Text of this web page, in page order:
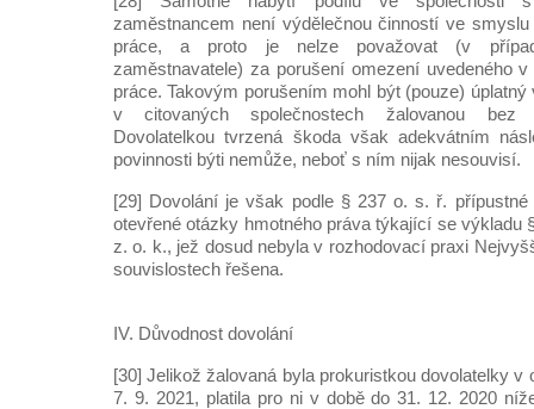
zaměstnancem není výdělečnou činností ve
práce, a proto je nelze považovat (v
zaměstnavatele) za porušení omezení uvedeného
práce. Takovým porušením mohl být (pouze)
v citovaných společnostech žalovanou bez
Dovolatelkou tvrzená škoda však adekvátním
povinnosti býti nemůže, neboť s ním nijak nesouvisí.
[29] Dovolání je však podle § 237 o. s. ř. přípustné
otevřené otázky hmotného práva týkající se výkladu
z. o. k., jež dosud nebyla v rozhodovací praxi
souvislostech řešena.
IV. Důvodnost dovolání
[30] Jelikož žalovaná byla prokuristkou dovolatelky v
7. 9. 2021, platila pro ni v době do 31. 12. 2020